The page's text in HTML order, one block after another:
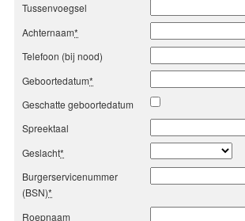
Tussenvoegsel
Achternaam*
Telefoon (bij nood)
Geboortedatum*
Geschatte geboortedatum
Spreektaal
Geslacht*
Burgerservicenummer
(BSN)*
Roepnaam